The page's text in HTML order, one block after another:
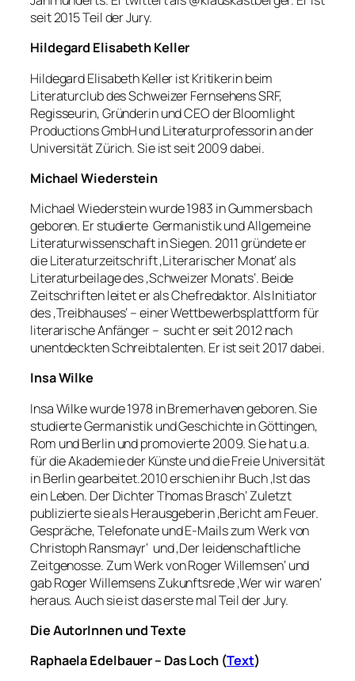
seit 2015 Teil der Jury.
Hildegard Elisabeth Keller
Hildegard Elisabeth Keller ist Kritikerin beim
Literaturclub des Schweizer Fernsehens SRF,
Regisseurin, Gründerin und CEO der Bloomlight
Productions GmbH und Literaturprofessorin an der
Universität Zürich. Sie ist seit 2009 dabei.
Michael Wiederstein
Michael Wiederstein wurde 1983 in Gummersbach
geboren. Er studierte Germanistik und Allgemeine
Literaturwissenschaft in Siegen. 2011 gründete er
die Literaturzeitschrift ‚Literarischer Monat‘ als
Literaturbeilage des ‚Schweizer Monats‘. Beide
Zeitschriften leitet er als Chefredaktor. Als Initiator
des ‚Treibhauses‘ – einer Wettbewerbsplattform für
literarische Anfänger – sucht er seit 2012 nach
unentdeckten Schreibtalenten. Er ist seit 2017 dabei.
Insa Wilke
Insa Wilke wurde 1978 in Bremerhaven geboren. Sie
studierte Germanistik und Geschichte in Göttingen,
Rom und Berlin und promovierte 2009. Sie hat u.a.
für die Akademie der Künste und die Freie Universität
in Berlin gearbeitet.2010 erschien ihr Buch ‚Ist das
ein Leben. Der Dichter Thomas Brasch‘ Zuletzt
publizierte sie als Herausgeberin ‚Bericht am Feuer.
Gespräche, Telefonate und E-Mails zum Werk von
Christoph Ransmayr‘ und ‚Der leidenschaftliche
Zeitgenosse. Zum Werk von Roger Willemsen‘ und
gab Roger Willemsens Zukunftsrede ‚Wer wir waren‘
heraus. Auch sie ist das erste mal Teil der Jury.
Die AutorInnen und Texte
Raphaela Edelbauer – Das Loch (Text)